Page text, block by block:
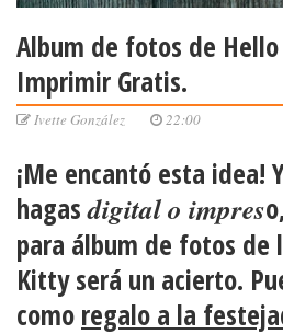
Album de fotos de
Imprimir Gratis.
Ivette González 22:00
¡Me encantó esta idea!
hagasdigital o impres
para álbum de fotos de
Kittyserá un acierto.
como regalo a la